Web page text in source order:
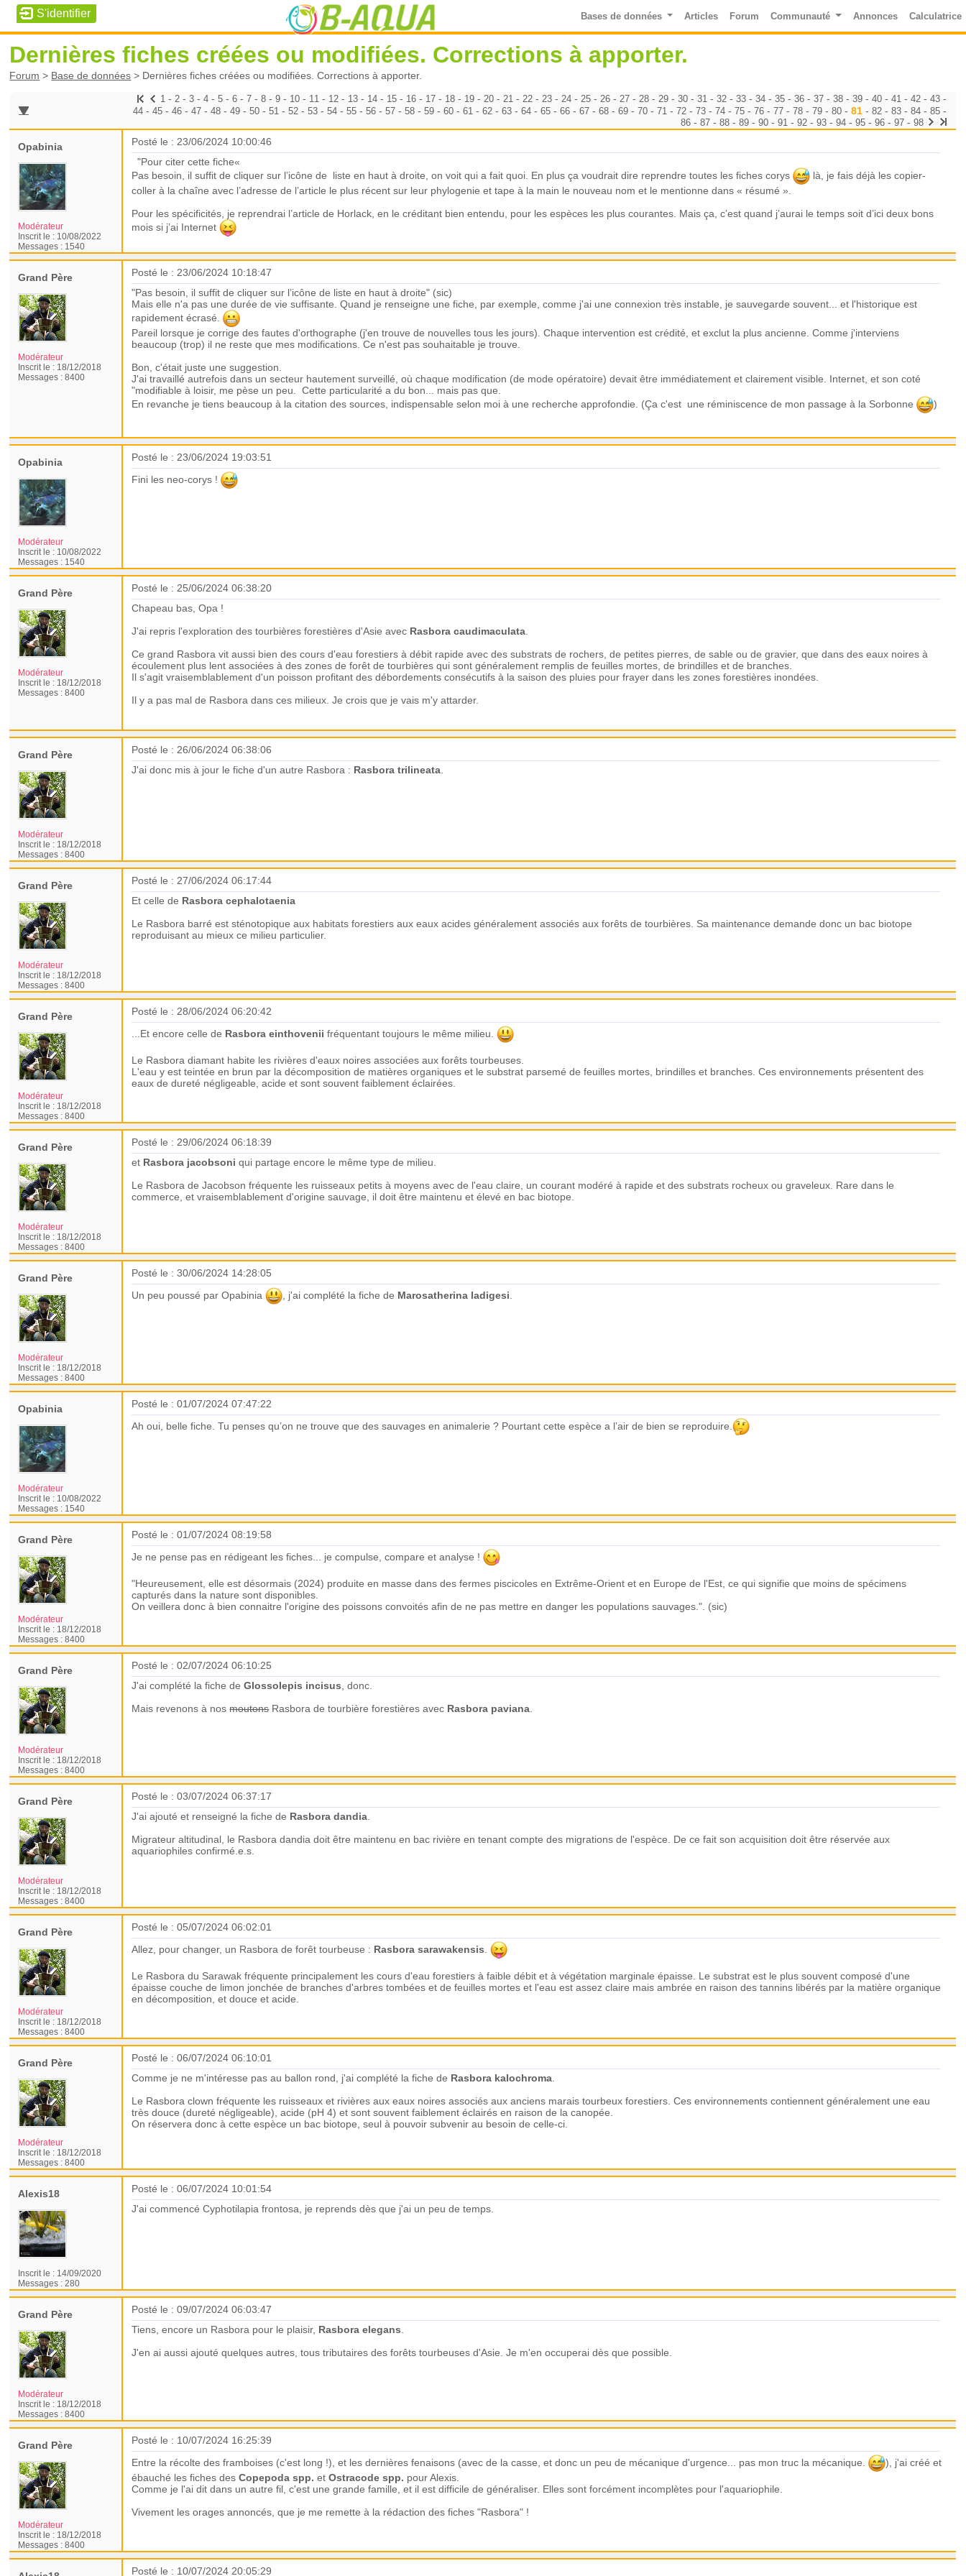
Bases de données Articles Forum Communauté Annonces Calculatrice
Dernières fiches créées ou modifiées. Corrections à apporter.
Forum > Base de données > Dernières fiches créées ou modifiées. Corrections à apporter.
1 - 2 -3 -4 -5 -6 -7 -8 -9 - 10 - 11 - 12 - 13 - 14 - 15 - 16 - 17 - 18 - 19 - 20 - 21 - 22 - 23 - 24 - 25 - 26 - 27 - 28 - 29 -30 -31 -32 -33 -34 -35 -36 -37 -38 -39 -40 -41 -42 -43 -
44 -45 -46 -47 -48 -49 -50 -51 -52 -53 -54 -55 -56 -57 -58 -59 -60 -61 -62 -63 -64 -65 -66 -67 -68 -69 -70 -71 -72 -73 -74 -75 -76 -77 -78 -79 -80 -81 -82 -83 -84 -85 -
86 -87 -88 -89 -90 -91 -92 -93 -94 -95 -96 -97 -98
Opabinia
Modérateur
Inscrit le : 10/08/2022
Messages : 1540
Posté le : 23/06/2024 10:00:46
"Pour citer cette fiche«
Pas besoin, il suffit de cliquer sur l’icône de liste en haut à droite, on voit qui a fait quoi. En plus ça voudrait dire reprendre toutes les fiches corys
là, je fais déjà les copier-
coller à la chaîne avec l’adresse de l’article le plus récent sur leur phylogenie et tape à la main le nouveau nom et le mentionne dans « résumé ».
Pour les spécificités, je reprendrai l’article de Horlack, en le créditant bien entendu, pour les espèces les plus courantes. Mais ça, c’est quand j’aurai le temps soit d’ici deux bons
mois si j’ai Internet
Grand Père
Modérateur
Inscrit le : 18/12/2018
Messages :8400
Posté le : 23/06/2024 10:18:47
"Pas besoin, il suffit de cliquer sur l’icône de liste en haut à droite" (sic)
Mais elle n'a pas une durée de vie suffisante. Quand je renseigne une fiche, par exemple, comme j'ai une connexion très instable, je sauvegarde souvent... et l'historique est
rapidement écrasé.
Pareil lorsque je corrige des fautes d'orthographe (j'en trouve de nouvelles tous les jours). Chaque intervention est crédité, et exclut la plus ancienne. Comme j'interviens
beaucoup (trop) il ne reste que mes modifications. Ce n'est pas souhaitable je trouve.
Bon, c'était juste une suggestion.
J'ai travaillé autrefois dans un secteur hautement surveillé, où chaque modification (de mode opératoire) devait être immédiatement et clairement visible. Internet, et son coté
"modifiable à loisir, me pèse un peu. Cette particularité a du bon... mais pas que.
En revanche je tiens beaucoup à la citation des sources, indispensable selon moi à une recherche approfondie. (Ça c'est une réminiscence de mon passage à la Sorbonne
)
Opabinia
Modérateur
Inscrit le : 10/08/2022
Messages : 1540
Posté le : 23/06/2024 19:03:51
Fini les neo-corys !
Grand Père
Modérateur
Inscrit le : 18/12/2018
Messages :8400
Posté le : 25/06/2024 06:38:20
Chapeau bas, Opa !
J'ai repris l'exploration des tourbières forestières d'Asie avec Rasbora caudimaculata
Ce grand Rasbora vit aussi bien des cours d'eau forestiers à débit rapide avec des substrats de rochers, de petites pierres, de sable ou de gravier, que dans des eaux noires à
écoulement plus lent associées à des zones de forêt de tourbières qui sont généralement remplis de feuilles mortes, de brindilles et de branches.
Il s'agit vraisemblablement d'un poisson profitant des débordements consécutifs à la saison des pluies pour frayer dans les zones forestières inondées.
Il y a pas mal de Rasbora dans ces milieux. Je crois que je vais m'y attarder.
Grand Père
Modérateur
Inscrit le : 18/12/2018
Messages :8400
Posté le : 26/06/2024 06:38:06
J'ai donc mis à jour le fiche d'un autre Rasbora : Rasbora trilineata
Grand Père
Modérateur
Inscrit le : 18/12/2018
Messages :8400
Posté le : 27/06/2024 06:17:44
Et celle de Rasbora cephalotaenia
Le Rasbora barré est sténotopique aux habitats forestiers aux eaux acides généralement associés aux forêts de tourbières. Sa maintenance demande donc un bac biotope
reproduisant au mieux ce milieu particulier.
Grand Père
Modérateur
Inscrit le : 18/12/2018
Messages :8400
Posté le : 28/06/2024 06:20:42
...Et encore celle de Rasbora einthovenii fréquentant toujours le même milieu.
Le Rasbora diamant habite les rivières d'eaux noires associées aux forêts tourbeuses.
L'eau y est teintée en brun par la décomposition de matières organiques et le substrat parsemé de feuilles mortes, brindilles et branches. Ces environnements présentent des
eaux de dureté négligeable, acide et sont souvent faiblement éclairées.
Grand Père
Modérateur
Inscrit le : 18/12/2018
Messages :8400
Posté le : 29/06/2024 06:18:39
et Rasbora jacobsoni qui partage encore le même type de milieu.
Le Rasbora de Jacobson fréquente les ruisseaux petits à moyens avec de l'eau claire, un courant modéré à rapide et des substrats rocheux ou graveleux. Rare dans le
commerce, et vraisemblablement d'origine sauvage, il doit être maintenu et élevé en bac biotope.
Grand Père
Modérateur
Inscrit le : 18/12/2018
Messages :8400
Posté le : 30/06/2024 14:28:05
Un peu poussé par Opabinia
, j'ai complété la fiche de Marosatherina ladigesi
Opabinia
Modérateur
Inscrit le : 10/08/2022
Messages : 1540
Posté le : 01/07/2024 07:47:22
Ah oui, belle fiche. Tu penses qu’on ne trouve que des sauvages en animalerie ? Pourtant cette espèce a l’air de bien se reproduire.
Grand Père
Modérateur
Inscrit le : 18/12/2018
Messages :8400
Posté le : 01/07/2024 08:19:58
Je ne pense pas en rédigeant les fiches... je compulse, compare et analyse !
"Heureusement, elle est désormais (2024) produite en masse dans des fermes piscicoles en Extrême-Orient et en Europe de l'Est, ce qui signifie que moins de spécimens
capturés dans la nature sont disponibles.
On veillera donc à bien connaitre l'origine des poissons convoités afin de ne pas mettre en danger les populations sauvages.". (sic)
Grand Père
Modérateur
Inscrit le : 18/12/2018
Messages :8400
Posté le : 02/07/2024 06:10:25
J'ai complété la fiche deGlossolepis incisus , donc.
Mais revenons à nosmoutonsRasbora de tourbière forestières avec Rasbora paviana
Grand Père
Modérateur
Inscrit le : 18/12/2018
Messages :8400
Posté le : 03/07/2024 06:37:17
J'ai ajouté et renseigné la fiche de Rasbora dandia
Migrateur altitudinal, le Rasbora dandia doit être maintenu en bac rivière en tenant compte des migrations de l'espèce. De ce fait son acquisition doit être réservée aux
aquariophiles confirmé.e.s.
Grand Père
Modérateur
Inscrit le : 18/12/2018
Messages :8400
Posté le : 05/07/2024 06:02:01
Allez, pour changer, un Rasbora de forêt tourbeuse : Rasbora sarawakensis .
Le Rasbora du Sarawak fréquente principalement les cours d'eau forestiers à faible débit et à végétation marginale épaisse. Le substrat est le plus souvent composé d'une
épaisse couche de limon jonchée de branches d'arbres tombées et de feuilles mortes et l'eau est assez claire mais ambrée en raison des tannins libérés par la matière organique
en décomposition, et douce et acide.
Grand Père
Modérateur
Inscrit le : 18/12/2018
Messages :8400
Posté le : 06/07/2024 06:10:01
Comme je ne m'intéresse pas au ballon rond, j'ai complété la fiche de Rasbora kalochroma
Le Rasbora clown fréquente les ruisseaux et rivières aux eaux noires associés aux anciens marais tourbeux forestiers. Ces environnements contiennent généralement une eau
très douce (dureté négligeable), acide (pH 4) et sont souvent faiblement éclairés en raison de la canopée.
On réservera donc à cette espèce un bac biotope, seul à pouvoir subvenir au besoin de celle-ci.
Alexis18
Inscrit le : 14/09/2020
Messages :280
Posté le : 06/07/2024 10:01:54
J'ai commencé Cyphotilapia frontosa, je reprends dès que j'ai un peu de temps.
Grand Père
Modérateur
Inscrit le : 18/12/2018
Messages :8400
Posté le : 09/07/2024 06:03:47
Tiens, encore un Rasbora pour le plaisir, Rasbora elegans
J'en ai aussi ajouté quelques autres, tous tributaires des forêts tourbeuses d'Asie. Je m'en occuperai dès que possible.
Grand Père
Modérateur
Inscrit le : 18/12/2018
Messages :8400
Posté le : 10/07/2024 16:25:39
Entre la récolte des framboises (c'est long !), et les dernières fenaisons (avec de la casse, et donc un peu de mécanique d'urgence... pas mon truc la mécanique.
), j'ai créé et
ébauché les fiches desCopepoda spp. etOstracode spp. pour Alexis.
Comme je l'ai dit dans un autre fil, c'est une grande famille, et il est difficile de généraliser. Elles sont forcément incomplètes pour l'aquariophile.
Vivement les orages annoncés, que je me remette à la rédaction des fiches "Rasbora" !
Posté le : 10/07/2024 20:05:29